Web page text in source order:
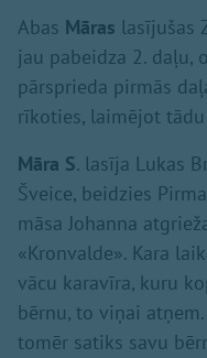
Abas Māras lasījušas
jau pabeidza 2. daļu,
pārsprieda pirmās
rīkoties, laimējot
Māra S. lasīja Lukas
Šveice, beidzies
māsa Johanna
«Kronvalde». Kara
vācu karavīra, kuru
bērnu, to viņai
tomēr satiks savu